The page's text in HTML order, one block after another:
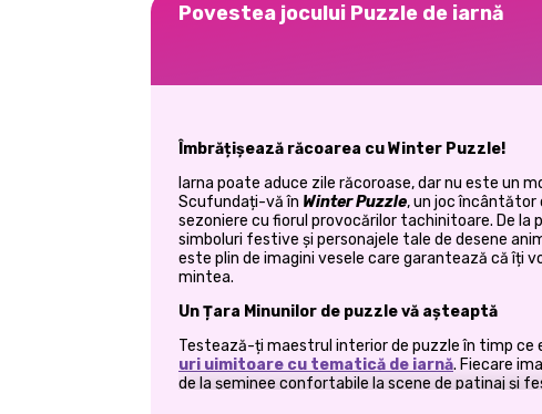
Povestea jocului Puzzle de iarnă
Îmbrățișează răcoarea cu Winter Puzzle!
Iarna poate aduce zile răcoroase, dar nu este un
Scufundați-vă în Winter Puzzle, un joc încântător
sezoniere cu fiorul provocărilor tachinitoare. De la
simboluri festive și personajele tale de desene
este plin de imagini vesele care garantează că îți
mintea.
Un Țara Minunilor de puzzle vă așteaptă
Testează-ți maestrul interior de puzzle în timp ce
uri uimitoare cu tematică de iarnă. Fiecare
de la șeminee confortabile la scene de patinaj și